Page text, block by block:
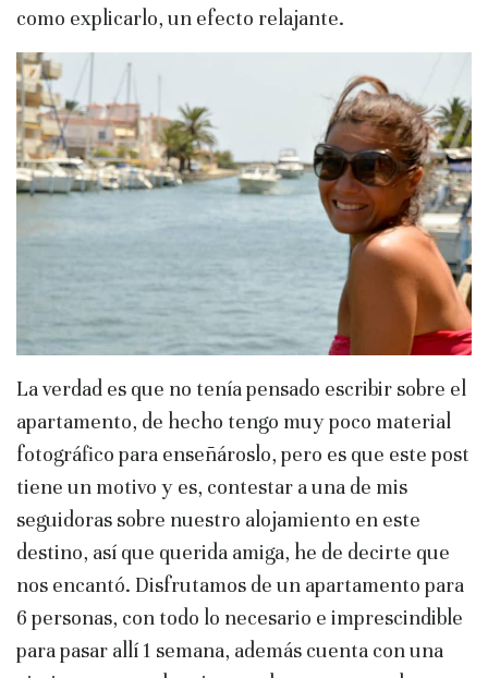
como explicarlo, un efecto relajante.
La verdad es que no tenía pensado escribir sobre el
apartamento, de hecho tengo muy poco material
fotográfico para enseñároslo, pero es que este post
tiene un motivo y es, contestar a una de mis
seguidoras sobre nuestro alojamiento en este
destino, así que querida amiga, he de decirte que
nos encantó. Disfrutamos de un apartamento para
6 personas, con todo lo necesario e imprescindible
para pasar allí 1 semana, además cuenta con una